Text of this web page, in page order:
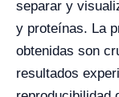
separar y
y proteínas. La
obtenidas son
resultados